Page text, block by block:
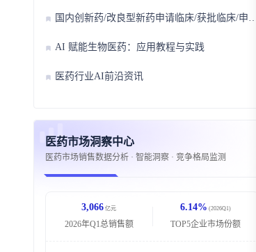
国内创新药/改良型新药申请临床/获批临床/申请上市/获批上市数据分析
AI 赋能生物医药：应用教程与实践
医药行业AI前沿资讯
医药市场洞察中心
医药市场销售数据分析 · 智能洞察 · 竞争格局监测
3,066 亿元
2026年Q1总销售额
6.14% (2026Q1)
TOP5企业市场份额